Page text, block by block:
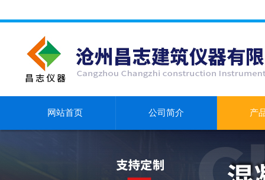
网站首页 公司简介 产